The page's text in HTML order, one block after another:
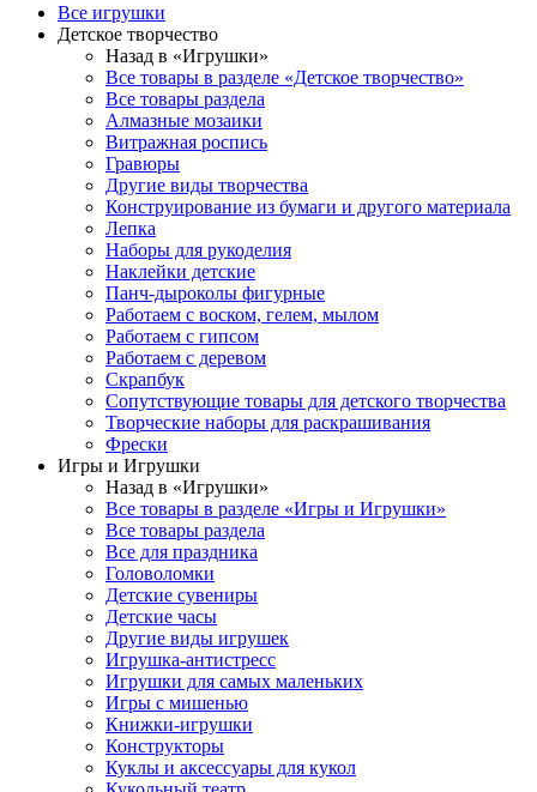
Все игрушки
Детское творчество
Назад в «Игрушки»
Все товары в разделе «Детское творчество»
Все товары раздела
Алмазные мозаики
Витражная роспись
Гравюры
Другие виды творчества
Конструирование из бумаги и другого материала
Лепка
Наборы для рукоделия
Наклейки детские
Панч-дыроколы фигурные
Работаем с воском, гелем, мылом
Работаем с гипсом
Работаем с деревом
Скрапбук
Сопутствующие товары для детского творчества
Творческие наборы для раскрашивания
Фрески
Игры и Игрушки
Назад в «Игрушки»
Все товары в разделе «Игры и Игрушки»
Все товары раздела
Все для праздника
Головоломки
Детские сувениры
Детские часы
Другие виды игрушек
Игрушка-антистресс
Игрушки для самых маленьких
Игры с мишенью
Книжки-игрушки
Конструкторы
Куклы и аксессуары для кукол